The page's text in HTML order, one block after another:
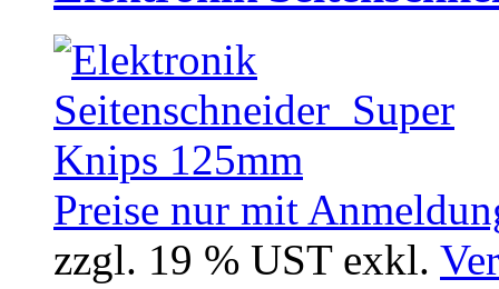
Preise nur mit
zzgl. 19 % UST exkl.